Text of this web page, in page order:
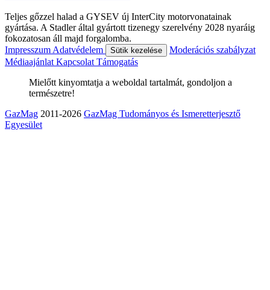
Teljes gőzzel halad a GYSEV új InterCity motorvonatainak
gyártása. A Stadler által gyártott tizenegy szerelvény 2028 nyaráig
fokozatosan áll majd forgalomba.
Impresszum Adatvédelem Sütik kezelése
Moderációs szabályzat
Médiaajánlat Kapcsolat Támogatás
Mielőtt kinyomtatja a weboldal tartalmát, gondoljon a
természetre!
GazMag 2011-2026 GazMag Tudományos és Ismeretterjesztő
Egyesület